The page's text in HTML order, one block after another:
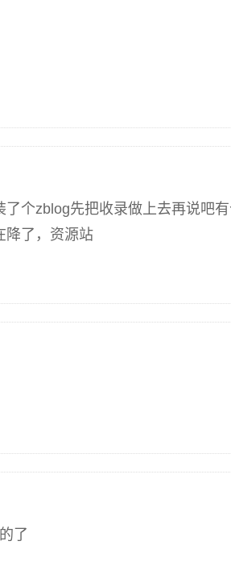
个zblog先把收录做上去再说吧
降了，资源站
了